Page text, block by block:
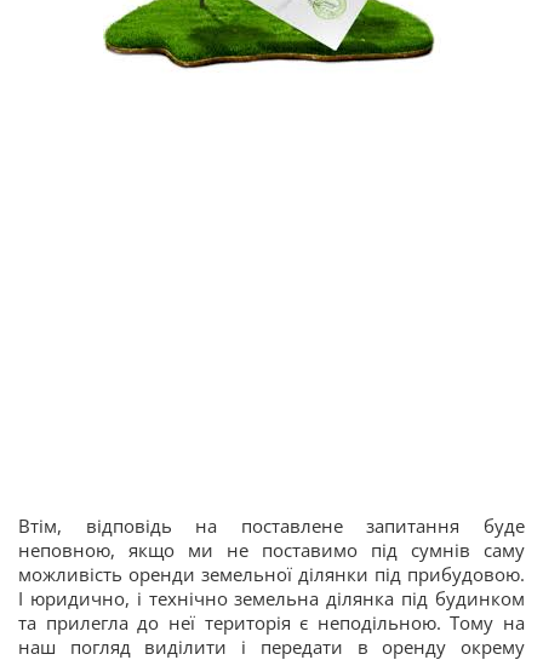
Втім, відповідь на поставлене запитання буде
неповною, якщо ми не поставимо під сумнів саму
можливість оренди земельної ділянки під прибудовою.
І юридично, і технічно земельна ділянка під будинком
та прилегла до неї територія є неподільною. Тому на
наш погляд виділити і передати в оренду окрему